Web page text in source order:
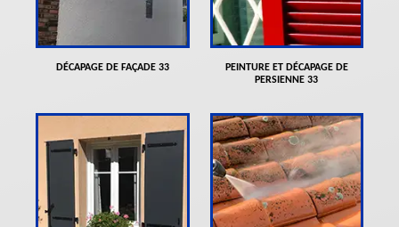
DÉCAPAGE DE FAÇADE 33
PEINTURE ET DÉCAPAGE DE
PERSIENNE 33